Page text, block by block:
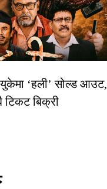
‘हली’ सोल्ड आउट,
टिकट बिक्री